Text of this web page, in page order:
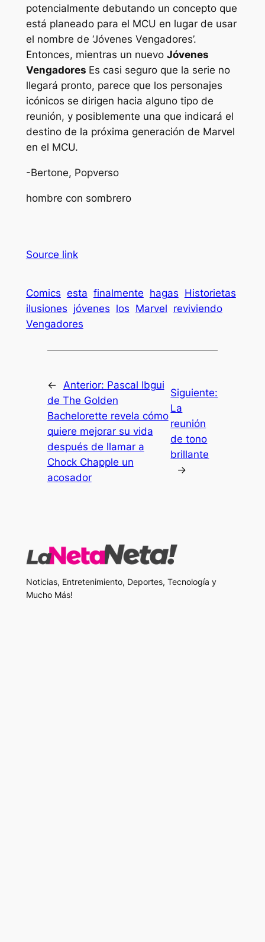
potencialmente debutando un concepto que
está planeado para el MCU en lugar de usar
el nombre de ‘Jóvenes Vengadores’.
Entonces, mientras un nuevo Jóvenes
Vengadores Es casi seguro que la serie no
llegará pronto, parece que los personajes
icónicos se dirigen hacia alguno tipo de
reunión, y posiblemente una que indicará el
destino de la próxima generación de Marvel
en el MCU.
-Bertone, Popverso
hombre con sombrero
Source link
Comics esta finalmente hagas Historietas
ilusiones jóvenes los Marvel reviviendo
Vengadores
← Anterior: Pascal Ibgui
de The Golden
Bachelorette revela cómo
quiere mejorar su vida
después de llamar a
Chock Chapple un
acosador
Siguiente:
La
reunión
de tono
brillante
→
Noticias, Entretenimiento, Deportes, Tecnología y
Mucho Más!